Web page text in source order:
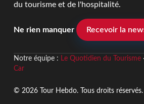
du tourisme et de l'hospitalité.
Ne rien manquer Recevoir la
Notre équipe : Le Quotidien du Tourisme·
Car
© 2026 Tour Hebdo. Tous droits réservés.